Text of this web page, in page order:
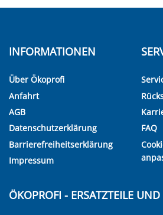
INFORMATIONEN
Über Ökoprofi
Anfahrt
AGB
Datenschutzerklärung
Barrierefreiheitserklärung
Impressum
FAQ
ÖKOPROFI - ERSATZTEILE